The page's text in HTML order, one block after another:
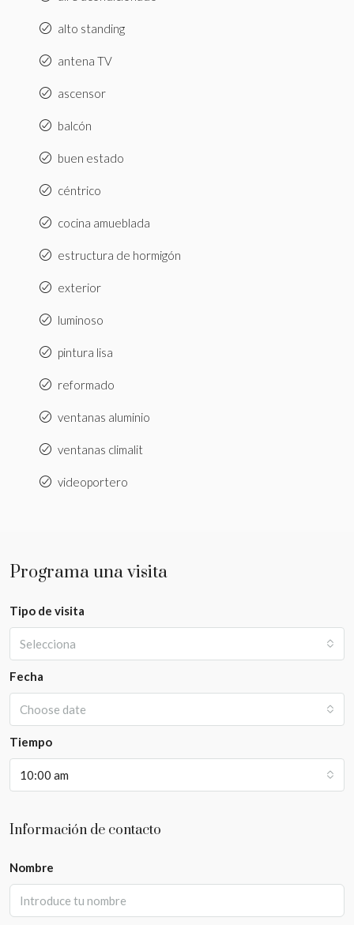
alto standing
antena TV
ascensor
balcón
buen estado
céntrico
cocina amueblada
estructura de hormigón
exterior
luminoso
pintura lisa
reformado
ventanas aluminio
ventanas climalit
videoportero
Programa una visita
Tipo de visita
Selecciona
Fecha
Choose date
Tiempo
10:00 am
Información de contacto
Nombre